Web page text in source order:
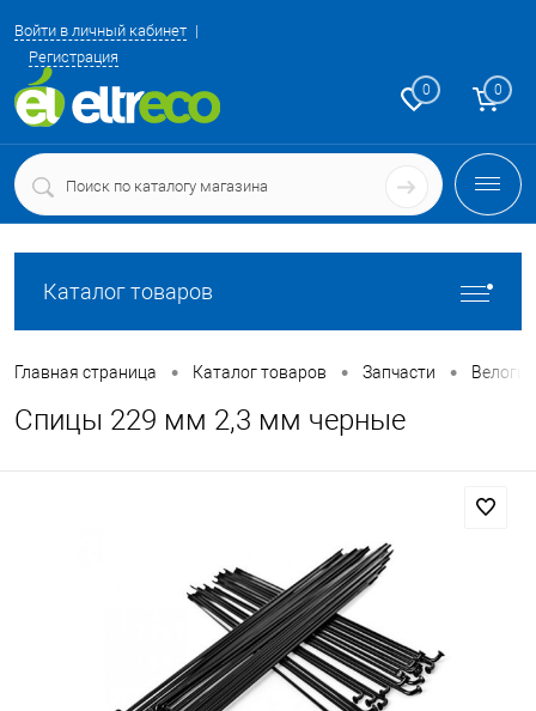
Войти в личный кабинет
Регистрация
0 0
Каталог товаров
Главная страница • Каталог товаров • Запчасти •
Спицы 229 мм 2,3 мм черные